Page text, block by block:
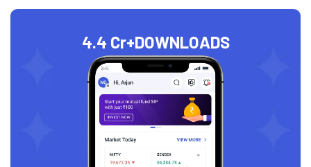
4.4 Cr+DOWNLOADS